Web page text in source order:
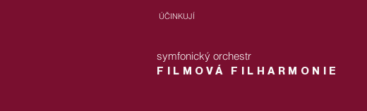
​ÚČINKUJÍ
symfonický orchestr
FILMOVÁ FILHARMONIE